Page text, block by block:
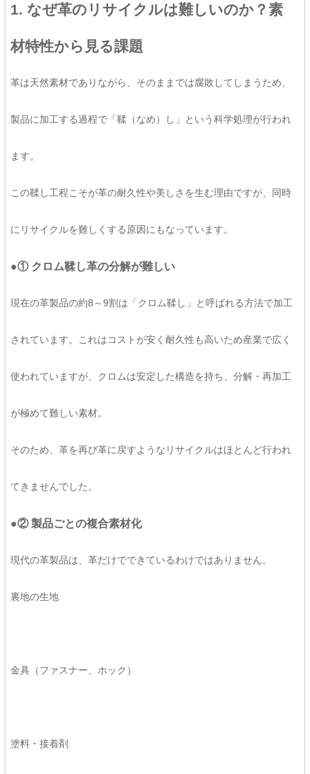
1. なぜ革のリサイクルは難しいのか？素
材特性から見る課題
革は天然素材でありながら、そのままでは腐敗してしまうため、
製品に加工する過程で「鞣（なめ）し」という科学処理が行われ
ます。
この鞣し工程こそが革の耐久性や美しさを生む理由ですが、同時
にリサイクルを難しくする原因にもなっています。
●① クロム鞣し革の分解が難しい
現在の革製品の約8～9割は「クロム鞣し」と呼ばれる方法で加工
されています。これはコストが安く耐久性も高いため産業で広く
使われていますが、クロムは安定した構造を持ち、分解・再加工
が極めて難しい素材。
そのため、革を再び革に戻すようなリサイクルはほとんど行われ
てきませんでした。
●② 製品ごとの複合素材化
現代の革製品は、革だけでできているわけではありません。
裏地の生地
金具（ファスナー、ホック）
塗料・接着剤